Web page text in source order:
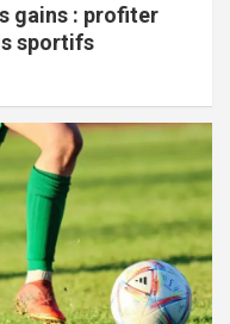
gains : profiter
sportifs